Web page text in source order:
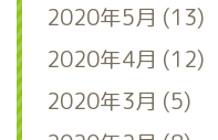
2020年5月 (13)
2020年4月 (12)
2020年3月 (5)